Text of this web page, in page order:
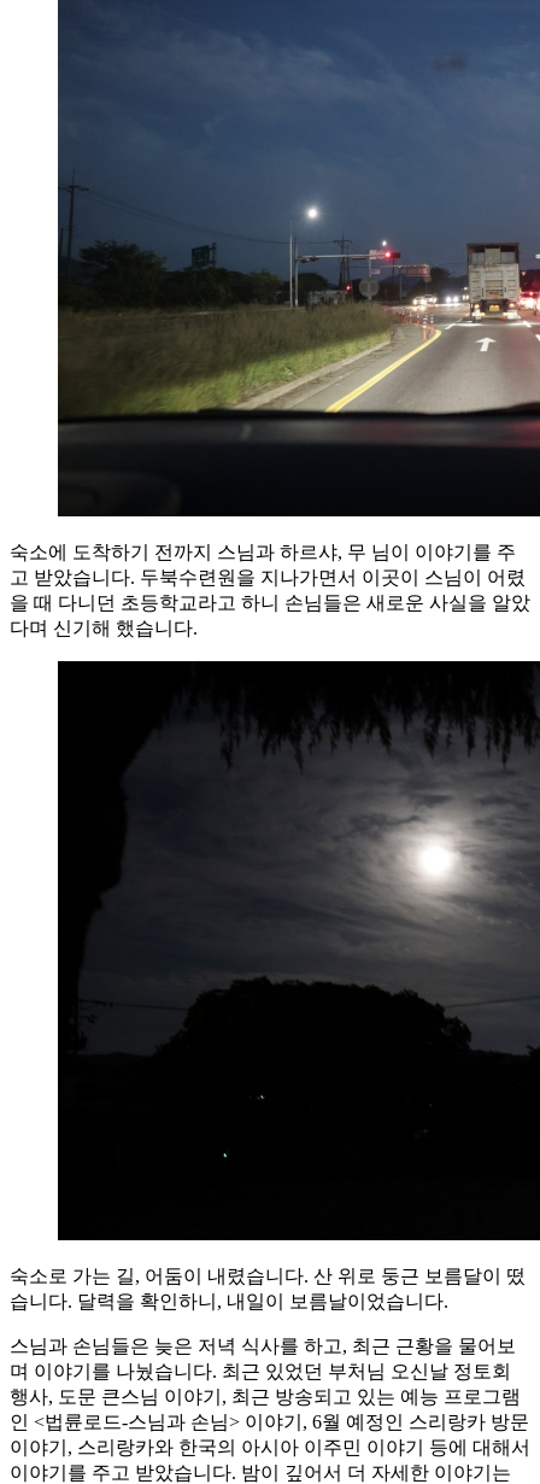
숙소에 도착하기 전까지 스님과 하르샤, 무 님이 이야기를 주
고 받았습니다. 두북수련원을 지나가면서 이곳이 스님이 어렸
을 때 다니던 초등학교라고 하니 손님들은 새로운 사실을 알았
다며 신기해 했습니다.
숙소로 가는 길, 어둠이 내렸습니다. 산 위로 둥근 보름달이 떴
습니다. 달력을 확인하니, 내일이 보름날이었습니다.
스님과 손님들은 늦은 저녁 식사를 하고, 최근 근황을 물어보
며 이야기를 나눴습니다. 최근 있었던 부처님 오신날 정토회
행사, 도문 큰스님 이야기, 최근 방송되고 있는 예능 프로그램
인 <법륜로드-스님과 손님> 이야기, 6월 예정인 스리랑카 방문
이야기, 스리랑카와 한국의 아시아 이주민 이야기 등에 대해서
이야기를 주고 받았습니다. 밤이 깊어서 더 자세한 이야기는